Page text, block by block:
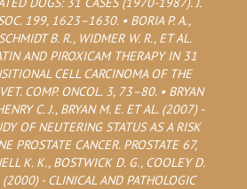
199, 1623–1630. • BORIA P. A.,
B. R., WIDMER W. R., ET AL.
AND PIROXICAM THERAPY IN 31
CELL CARCINOMA OF THE
COMP. ONCOL. 3, 73–80. • BRYAN
C. J., BRYAN M. E. ET AL. (2007) -
OF NEUTERING STATUS AS A RISK
PROSTATE CANCER. PROSTATE 67,
K. K., BOSTWICK D. G., COOLEY D.
- CLINICAL AND PATHOLOGIC